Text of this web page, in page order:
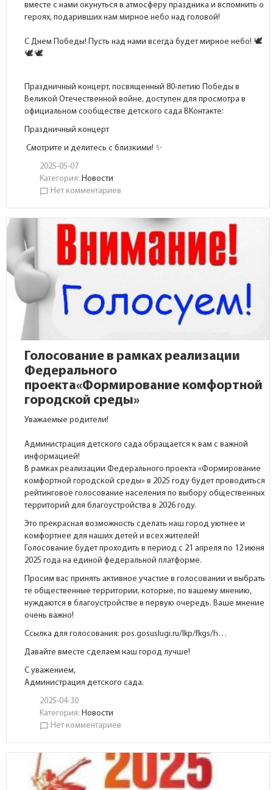
вместе с нами окунуться в атмосферу праздника и вспомнить о
героях, подаривших нам мирное небо над головой!
С Днем Победы! Пусть над нами всегда будет мирное небо!
Праздничный концерт, посвященный 80-летию Победы в
Великой Отечественной войне, доступен для просмотра в
официальном сообществе детского сада ВКонтакте:
Праздничный концерт
Смотрите и делитесь с близкими! ✨
2025-05-07
Категория:Новости
chat_bubble_outline Нет комментариев
Голосование в рамках реализации
Федерального
проекта«Формирование комфортной
городской среды»
Уважаемые родители!
Администрация детского сада обращается к вам с важной
информацией!
В рамках реализации Федерального проекта «Формирование
комфортной городской среды» в 2025 году будет проводиться
рейтинговое голосование населения по выбору общественных
территорий для благоустройства в 2026 году.
Это прекрасная возможность сделать наш город уютнее и
комфортнее для наших детей и всех жителей!
Голосование будет проходить в период с 21 апреля по 12 июня
2025 года на единой федеральной платформе.
Просим вас принять активное участие в голосовании и выбрать
те общественные территории, которые, по вашему мнению,
нуждаются в благоустройстве в первую очередь. Ваше мнение
очень важно!
Ссылка для голосования:pos.gosuslugi.ru/lkp/fkgs/h…
Давайте вместе сделаем наш город лучше!
С уважением,
Администрация детского сада.
2025-04-30
Категория:Новости
chat_bubble_outline Нет комментариев